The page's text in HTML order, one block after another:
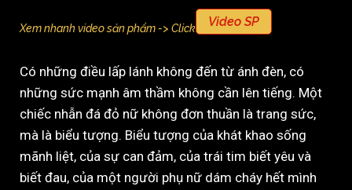
Xem nhanh video sản phẩm -> Click Video SP
Có những điều lấp lánh không đến từ ánh đèn, có
những sức mạnh âm thầm không cần lên tiếng. Một
chiếc nhẫn đá đỏ nữ không đơn thuần là trang sức,
mà là biểu tượng. Biểu tượng của khát khao sống
mãnh liệt, của sự can đảm, của trái tim biết yêu và
biết đau, của một người phụ nữ dám cháy hết mình